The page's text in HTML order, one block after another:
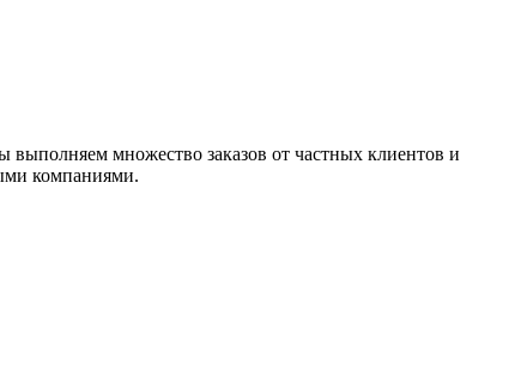
множество заказов от частных клиентов и
компаниями.